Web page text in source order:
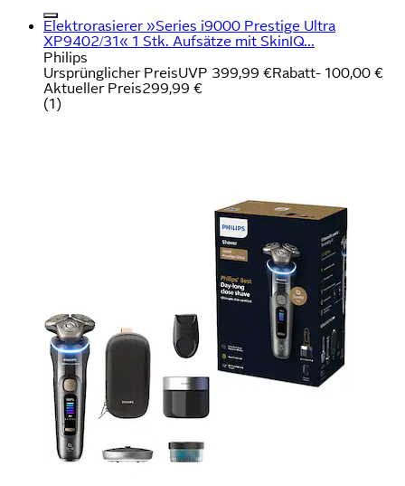
Elektrorasierer »Series i9000 Prestige Ultra
XP9402/31« 1 Stk. Aufsätze mit SkinIQ...
Philips
Ursprünglicher PreisUVP 399,99 €Rabatt- 100,00 €
Aktueller Preis299,99 €
(1)